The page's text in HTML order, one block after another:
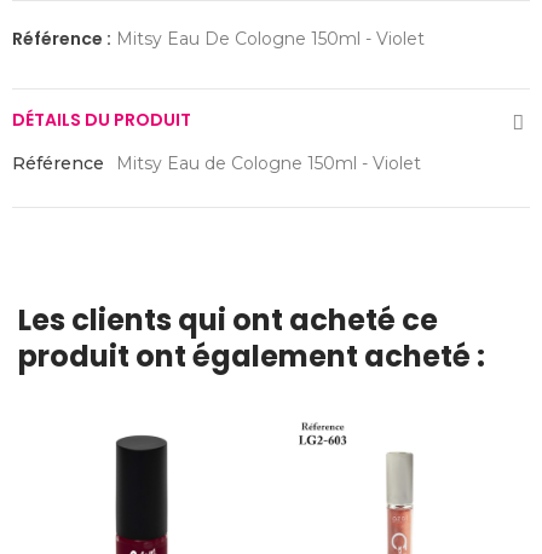
Référence : Mitsy Eau De Cologne 150ml - Violet
DÉTAILS DU PRODUIT
Référence Mitsy Eau de Cologne 150ml - Violet
Les clients qui ont acheté ce
produit ont également acheté :